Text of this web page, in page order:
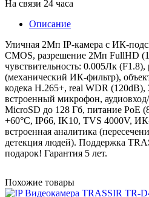
На связи 24 часа
Описание
Уличная 2Мп IP-камера с ИК-
CMOS, разрешение 2Мп FullHD
чувствительность: 0.005Лк
(механический ИК-фильтр),
кодека H.265+, real WDR
встроенный микрофон,
MicroSD до 128 Гб, питание PoE
+60°C, IP66, IK10, TVS 4000V,
встроенная аналитика
детекция людей). Поддержка
подарок! Гарантия 5 лет.
Похожие товары